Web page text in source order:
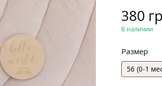
380
В наличии
Размер
56 (0-1